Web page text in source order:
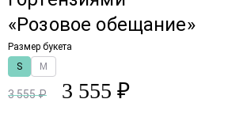
«Розовое обещание»
Размер букета
S
M
3 555 ₽ 3 555 ₽